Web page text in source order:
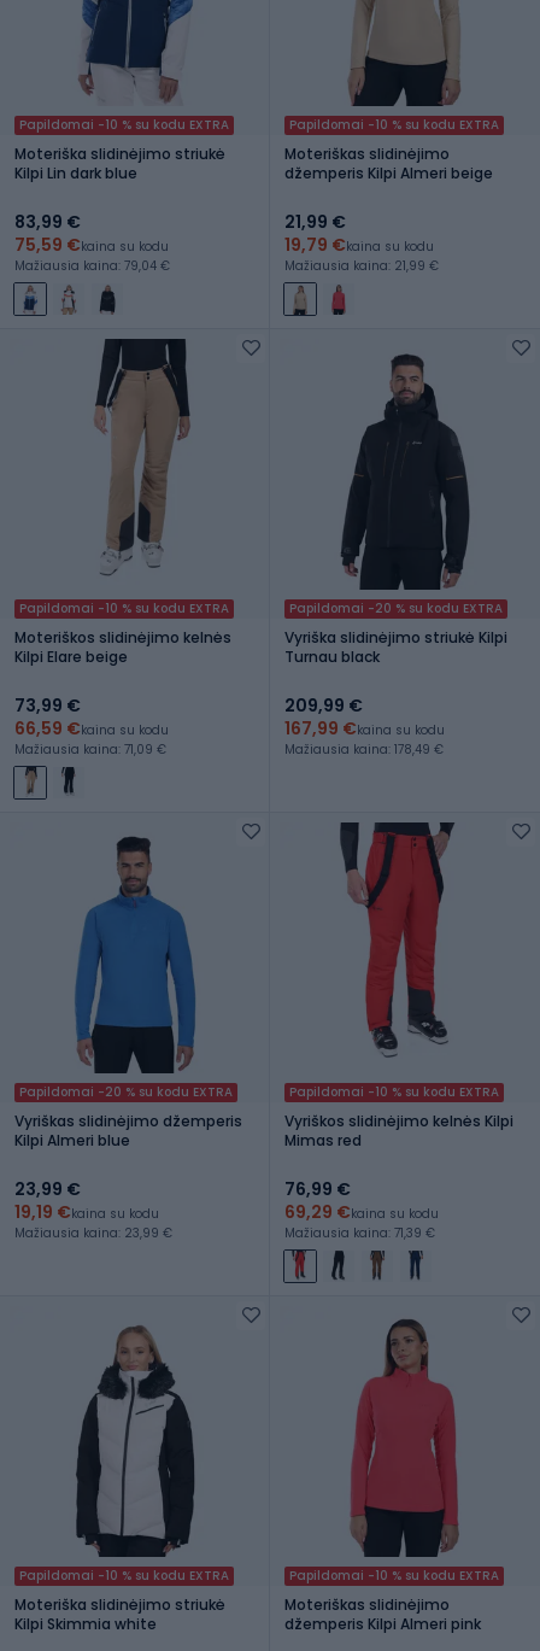
Papildomai -10 % su kodu EXTRA
Moteriška slidinėjimo striukė
Kilpi Lin dark blue
83,99 €
75,59 €kaina su kodu
Mažiausia kaina: 79,04 €
Papildomai -10 % su kodu EXTRA
Moteriškas slidinėjimo
džemperis Kilpi Almeri beige
21,99 €
19,79 €kaina su kodu
Mažiausia kaina: 21,99 €
Papildomai -10 % su kodu EXTRA
Moteriškos slidinėjimo kelnės
Kilpi Elare beige
73,99 €
66,59 €kaina su kodu
Mažiausia kaina: 71,09 €
Papildomai -20 % su kodu EXTRA
Vyriška slidinėjimo striukė Kilpi
Turnau black
209,99 €
167,99 €kaina su kodu
Mažiausia kaina: 178,49 €
Papildomai -20 % su kodu EXTRA
Vyriškas slidinėjimo džemperis
Kilpi Almeri blue
23,99 €
19,19 €kaina su kodu
Mažiausia kaina: 23,99 €
Papildomai -10 % su kodu EXTRA
Vyriškos slidinėjimo kelnės Kilpi
Mimas red
76,99 €
69,29 €kaina su kodu
Mažiausia kaina: 71,39 €
Papildomai -10 % su kodu EXTRA
Moteriška slidinėjimo striukė
Kilpi Skimmia white
Papildomai -10 % su kodu EXTRA
Moteriškas slidinėjimo
džemperis Kilpi Almeri pink